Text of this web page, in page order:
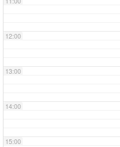
12:00
13:00
14:00
15:00